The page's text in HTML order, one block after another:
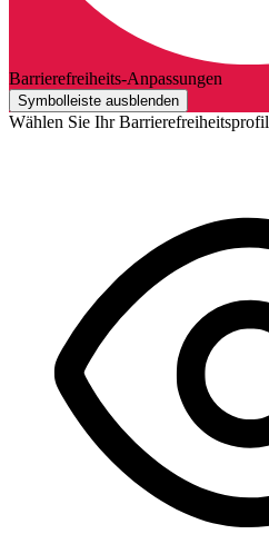
Barrierefreiheits-Anpassungen
Symbolleiste ausblenden
Wählen Sie Ihr Barrierefreiheitsprofil